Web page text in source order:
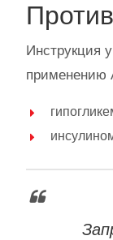
Инструкция
применению